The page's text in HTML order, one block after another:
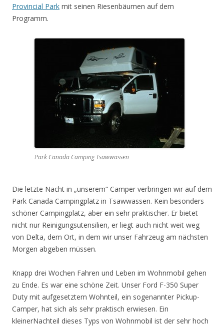
Provincial Park mit seinen Riesenbäumen auf dem
Programm.
Park Canada Camping Tsawwassen
Die letzte Nacht in „unserem“ Camper verbringen wir auf dem
Park Canada Campingplatz in Tsawwassen. Kein besonders
schöner Campingplatz, aber ein sehr praktischer. Er bietet
nicht nur Reinigungsutensilien, er liegt auch nicht weit weg
von Delta, dem Ort, in dem wir unser Fahrzeug am nächsten
Morgen abgeben müssen.
Knapp drei Wochen Fahren und Leben im Wohnmobil gehen
zu Ende. Es war eine schöne Zeit. Unser Ford F-350 Super
Duty mit aufgesetztem Wohnteil, ein sogenannter Pickup-
Camper, hat sich als sehr praktisch erwiesen. Ein
kleinerNachteil dieses Typs von Wohnmobil ist der sehr hoch